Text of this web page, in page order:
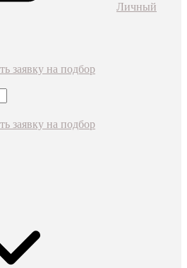
Личный
заявку на подбор
заявку на подбор